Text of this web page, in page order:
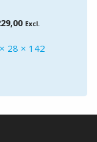
Excl.
28 × 142